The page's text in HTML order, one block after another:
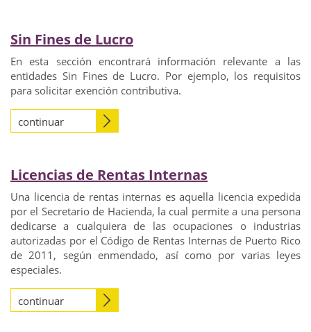
Sin Fines de Lucro
continuar
En esta sección encontrará información relevante a las
entidades Sin Fines de Lucro. Por ejemplo, los requisitos
para solicitar exención contributiva.
Licencias de Rentas Internas
continuar
Una licencia de rentas internas es aquella licencia expedida
por el Secretario de Hacienda, la cual permite a una persona
dedicarse a cualquiera de las ocupaciones o industrias
autorizadas por el Código de Rentas Internas de Puerto Rico
de 2011, según enmendado, así como por varias leyes
especiales.